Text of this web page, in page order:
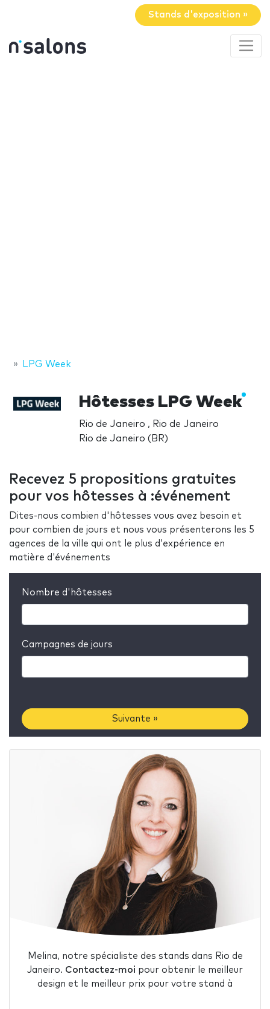
Stands d'exposition »
LPG Week
Hôtesses LPG Week
Rio de Janeiro , Rio de Janeiro
Rio de Janeiro (BR)
Recevez 5 propositions gratuites
pour vos hôtesses à :événement
Dites-nous combien d'hôtesses vous avez besoin et
pour combien de jours et nous vous présenterons les 5
agences de la ville qui ont le plus d'expérience en
matière d'événements
Nombre d'hôtesses
Campagnes de jours
Suivante »
Melina, notre spécialiste des stands dans Rio de
Janeiro. Contactez-moi pour obtenir le meilleur
design et le meilleur prix pour votre stand à